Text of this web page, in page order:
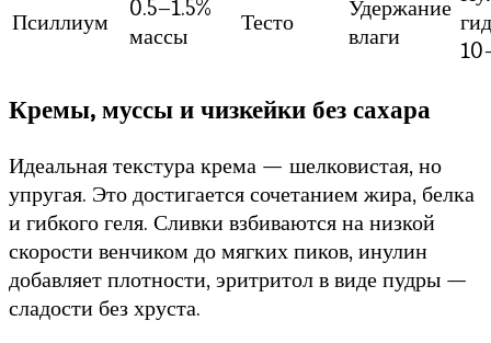
Псиллиум
0.5–1.5%
массы
Тесто
Удержание
влаги
Кремы, муссы и чизкейки без сахара
Идеальная текстура крема — шелковистая, но
упругая. Это достигается сочетанием жира, белка
и гибкого геля. Сливки взбиваются на низкой
скорости венчиком до мягких пиков, инулин
добавляет плотности, эритритол в виде пудры —
сладости без хруста.